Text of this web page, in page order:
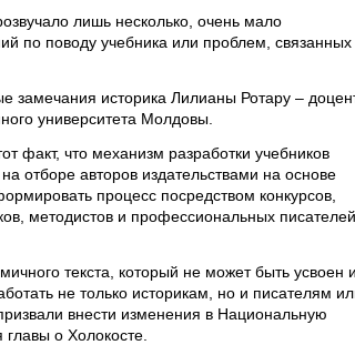
лишь несколько, очень мало
по поводу учебника или проблем, связанных
замечания историка Лилианы Ротару –
университета Молдовы.
факт, что механизм разработки учебников
отборе авторов издательствами на основе
процесс посредством конкурсов,
методистов и профессиональных писателей,
текста, который не может быть усвоен и
не только историкам, но и писателям
внести изменения в Национальную
о Холокосте.